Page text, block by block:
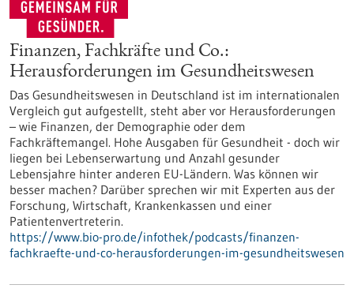
Finanzen, Fachkräfte und Co.:
Herausforderungen im Gesundheitswesen
Das Gesundheitswesen in Deutschland ist im internationalen
Vergleich gut aufgestellt, steht aber vor Herausforderungen
– wie Finanzen, der Demographie oder dem
Fachkräftemangel. Hohe Ausgaben für Gesundheit - doch wir
liegen bei Lebenserwartung und Anzahl gesunder
Lebensjahre hinter anderen EU-Ländern. Was können wir
besser machen? Darüber sprechen wir mit Experten aus der
Forschung, Wirtschaft, Krankenkassen und einer
Patientenvertreterin.
https://www.bio-pro.de/infothek/podcasts/finanzen-
fachkraefte-und-co-herausforderungen-im-gesundheitswesen